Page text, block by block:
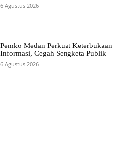
6 Agustus 2026
Pemko Medan Perkuat Keterbukaan
Informasi, Cegah Sengketa Publik
6 Agustus 2026